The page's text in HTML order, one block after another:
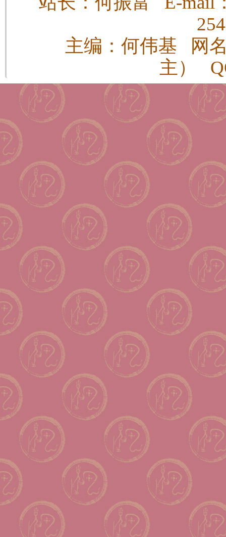
主编：何伟基 网
主）